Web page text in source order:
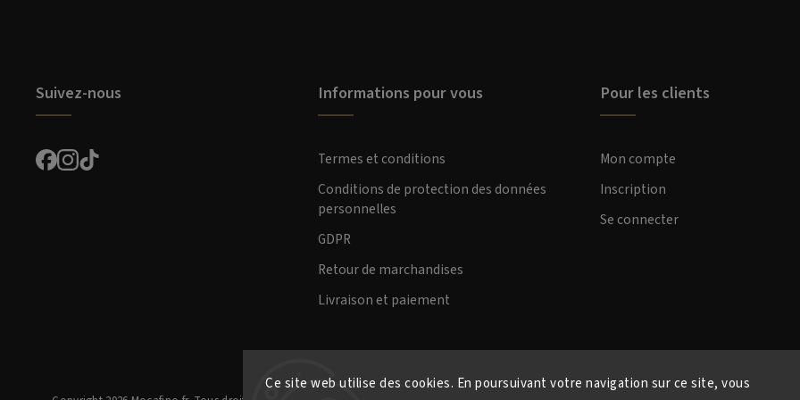
Ce site web utilise des cookies. En poursuivant votre navigation sur ce site, vous
Suivez-nous Informations pour vous
Termes et conditions
Conditions de protection des données
personnelles
GDPR
Retour de marchandises
Livraison et paiement
Pour les clients
Mon compte
Inscription
Se connecter